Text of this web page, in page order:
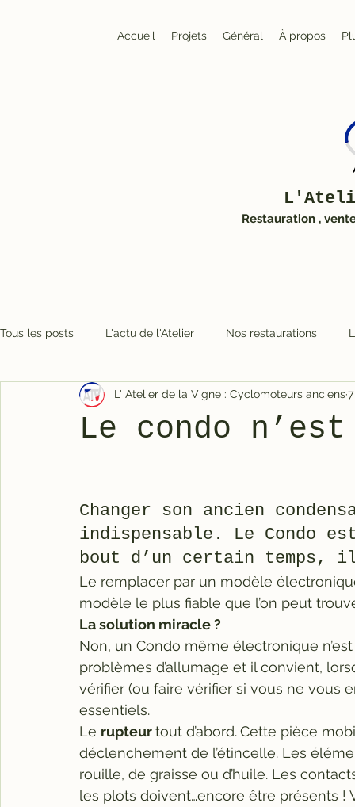
Accueil Projets Général À propos
Restauration ,
Tous les posts L'actu de l'Atelier Nos restaurations
Le condo
L' Atelier de la Vigne : Cyclomoteurs anciens
Changer son ancien
indispensable. Le Condo
bout d’un certain
Le remplacer par un modèle
modèle le plus fiable que l’on peut
La solution miracle ?
Non, un Condo même électronique
problèmes d’allumage et il convient,
vérifier (ou faire vérifier si vous ne vous
essentiels.
Le rupteurtout d’abord.Cette pièce
déclenchement de l’étincelle. Les
rouille, de graisse ou d’huile. Les
les plots doivent…encore être présents